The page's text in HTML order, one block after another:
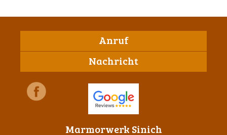
Anruf
Nachricht
Marmorwerk Sinich